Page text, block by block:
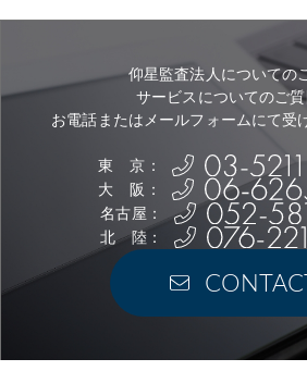
仰星監査法人についての
サービスについてのご質
お電話またはメールフォームにて受
東 京：
大 阪：
名古屋：
北 陸：